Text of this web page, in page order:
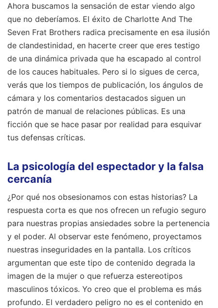
Ahora buscamos la sensación de estar viendo algo
que no deberíamos. El éxito de Charlotte And The
Seven Frat Brothers radica precisamente en esa ilusión
de clandestinidad, en hacerte creer que eres testigo
de una dinámica privada que ha escapado al control
de los cauces habituales. Pero si lo sigues de cerca,
verás que los tiempos de publicación, los ángulos de
cámara y los comentarios destacados siguen un
patrón de manual de relaciones públicas. Es una
ficción que se hace pasar por realidad para esquivar
tus defensas críticas.
La psicología del espectador y la falsa
cercanía
¿Por qué nos obsesionamos con estas historias? La
respuesta corta es que nos ofrecen un refugio seguro
para nuestras propias ansiedades sobre la pertenencia
y el poder. Al observar este fenómeno, proyectamos
nuestras inseguridades en la pantalla. Los críticos
argumentan que este tipo de contenido degrada la
imagen de la mujer o que refuerza estereotipos
masculinos tóxicos. Yo creo que el problema es más
profundo. El verdadero peligro no es el contenido en